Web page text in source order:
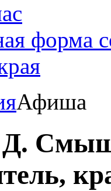
форма
Афиша